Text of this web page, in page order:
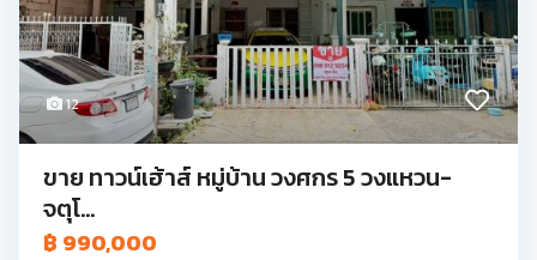
12
ขาย ทาวน์เฮ้าส์ หมู่บ้าน วงศกร 5 วงแหวน-
จตุโ...
฿ 990,000